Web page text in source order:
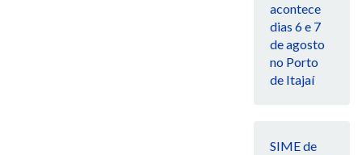
acontece
dias 6 e 7
de agosto
no Porto
de Itajaí
SIME de